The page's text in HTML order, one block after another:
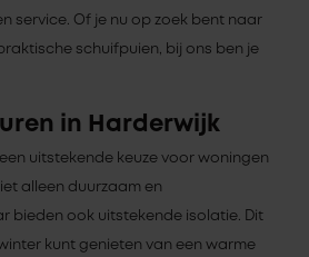
service. Of je nu op zoek bent naar
schuifpuien, bij ons ben je
in Harderwijk
uitstekende keuze voor woningen
alleen duurzaam en
bieden ook uitstekende isolatie. Dit
kunt genieten van een warme